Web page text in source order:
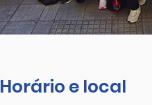
Horário e local